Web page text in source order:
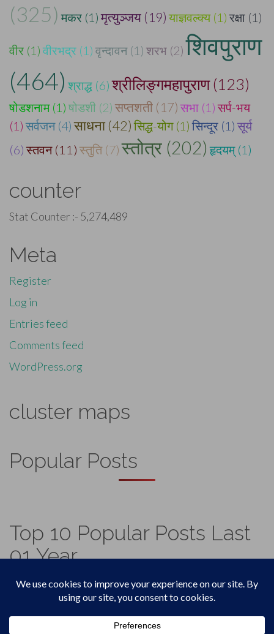
(325) मकर (1) मृत्युञ्जय (19) याज्ञवल्क्य (1) रक्षा (1)
वीर (1) वीरभद्र (1) वृन्दावन (1) शरभ (2) शिवपुराण
(464) श्राद्ध (6) श्रीलिङ्गमहापुराण (123)
षोडशनाम (1) षोडशी (2) सप्तशती (17) सभा (1) सर्प-भय
(1) सर्वजन (4) साधना (42) सिद्ध-योग (1) सिन्दूर (1) सूर्य
(6) स्तवन (11) स्तुति (7) स्तोत्र (202) हृदयम् (1)
counter
Stat Counter :- 5,274,489
Meta
Register
Log in
Entries feed
Comments feed
WordPress.org
cluster maps
Popular Posts
Top 10 Popular Posts Last
01 Year
Footer
Menu
Top Home
Vadicjagat.Theme by